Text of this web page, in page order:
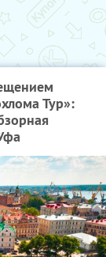
Тур»: